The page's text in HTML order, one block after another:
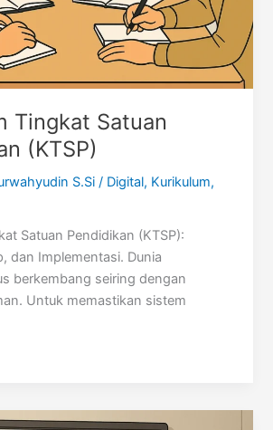
Tingkat Satuan
(KTSP)
S.Si/ Digital, Kurikulum,
Satuan Pendidikan (KTSP):
dan Implementasi. Dunia
berkembang seiring dengan
Untuk memastikan sistem